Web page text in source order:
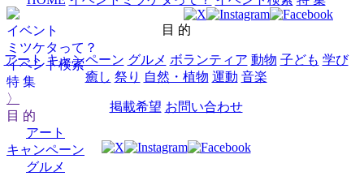
イベント
ミツケタって？
イベント検索
特 集
〉
目 的
アート
キャンペーン
グルメ
目 的
アート キャンペーン グルメ ボランティア 動物 子ども 学び
癒し 祭り 自然・植物 運動 音楽
掲載希望 お問い合わせ